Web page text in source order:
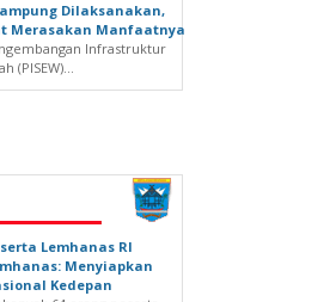
Dilaksanakan,
Merasakan Manfaatnya
Infrastruktur
(PISEW)...
Lemhanas RI
Menyiapkan
Kedepan